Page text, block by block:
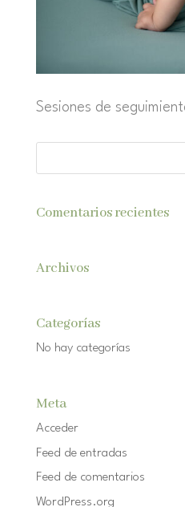
Sesiones de
Comentarios recientes
Archivos
Categorías
No hay categorías
Meta
Acceder
Feed de entradas
Feed de comentarios
WordPress.org